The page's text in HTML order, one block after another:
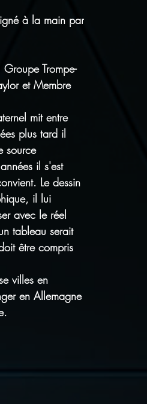
à la main par
Trompe-
et Membre
mit entre
plus tard il
source
il s'est
Le dessin
il lui
avec le réel
tableau serait
être compris
villes en
en Allemagne